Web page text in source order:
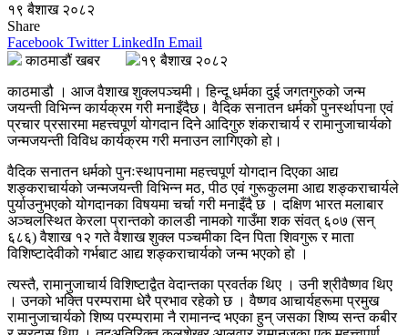
१९ बैशाख २०८२
Share
Facebook Twitter LinkedIn Email
काठमाडौं खबर
१९ बैशाख २०८२
काठमाडौ । आज वैशाख शुक्लपञ्चमी। हिन्दू धर्मका दुई जगतगुरुको जन्म
जयन्ती विभिन्न कार्यक्रम गरी मनाइँदैछ। वैदिक सनातन धर्मको पुनर्स्थापना एवं
प्रचार प्रसारमा महत्त्वपूर्ण योगदान दिने आदिगुरु शंकराचार्य र रामानुजाचार्यको
जन्मजयन्ती विविध कार्यक्रम गरी मनाउन लागिएको हो।
वैदिक सनातन धर्मको पुनःस्थापनामा महत्त्वपूर्ण योगदान दिएका आद्य
शङ्कराचार्यको जन्मजयन्ती विभिन्न मठ, पीठ एवं गुरूकुलमा आद्य शङ्कराचार्यले
पुर्याउनुभएको योगदानका विषयमा चर्चा गरी मनाइँदै छ । दक्षिण भारत मलाबार
अञ्चलस्थित केरला प्रान्तको कालडी नामको गाउँमा शक संवत् ६०७ (सन्
६८६) वैशाख १२ गते वैशाख शुक्ल पञ्चमीका दिन पिता शिवगुरू र माता
विशिष्टादेवीको गर्भबाट आद्य शङ्कराचार्यको जन्म भएको हो ।
त्यस्तै, रामानुजाचार्य विशिष्टाद्वैत वेदान्तका प्रवर्तक थिए । उनी श्रीवैष्णव थिए
। उनको भक्ति परम्परामा धेरै प्रभाव रहेको छ । वैष्णव आचार्यहरूमा प्रमुख
रामानुजाचार्यको शिष्य परम्परामा नै रामानन्द भएका हुन् जसका शिष्य सन्त कबीर